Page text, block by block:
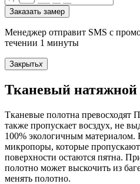
Заказать замер
Менеджер отправит SMS с
течении 1 минуты
Закрытьx
Тканевый натяжной
Тканевые полотна превосходят
также пропускает восздух, не
100% экологичным материалом.
микропоры, которые пропускают
поверхности остаются пятна.
полотно может выскочить из
менять полотно.